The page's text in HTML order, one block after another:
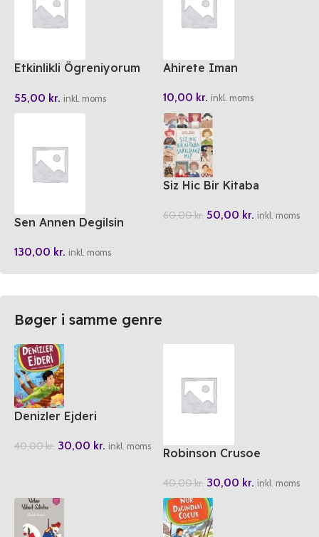
Etkinlikli Ögreniyorum
55,00 kr. inkl. moms
Ahirete Iman
10,00 kr. inkl. moms
Sen Annen Degilsin
130,00 kr. inkl. moms
Siz Hic Bir Kitaba
60,00kr. 50,00 kr. inkl. moms
Bøger i samme genre
Denizler Ejderi
40,00kr. 30,00 kr. inkl. moms Robinson Crusoe
40,00kr. 30,00 kr. inkl. moms